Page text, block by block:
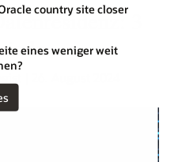
country site closer
eines weniger weit
3
| 26. August 2024